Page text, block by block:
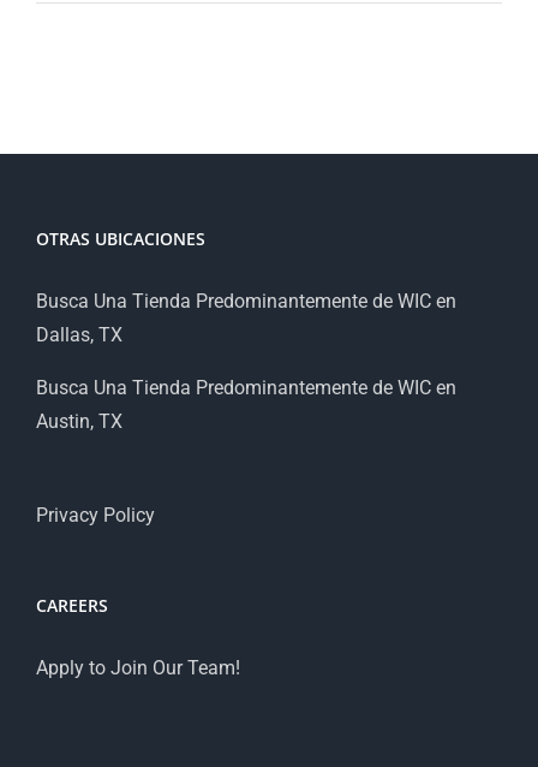
OTRAS UBICACIONES
Busca Una Tienda Predominantemente de WIC en
Dallas, TX
Busca Una Tienda Predominantemente de WIC en
Austin, TX
Privacy Policy
CAREERS
Apply to Join Our Team!